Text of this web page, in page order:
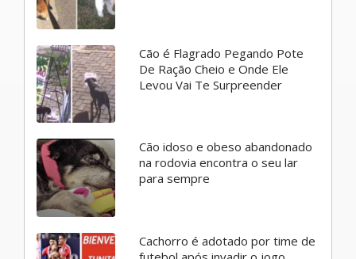
Cão é Flagrado Pegando Pote
De Ração Cheio e Onde Ele
Levou Vai Te Surpreender
Cão idoso e obeso abandonado
na rodovia encontra o seu lar
para sempre
Cachorro é adotado por time de